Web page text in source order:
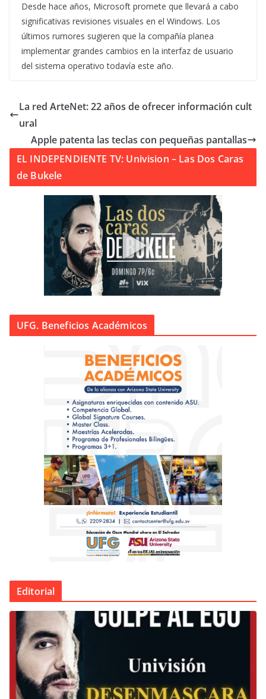
Desde hace años, Microsoft promete que llevará a cabo
significativas revisiones visuales en el Windows. Los
últimos rumores sugieren que la compañía planea
implementar grandes cambios en la interfaz de usuario
del sistema operativo todavía este año.
La red ArteNet: 22 años de ofrecer información cult
ural
Apple patenta las teclas con pequeñas pantallas
EL INDEPENDIENTE TV: Univision – Las Dos Caras
de Bukele
UFG. Beneficios Académicos
Editorial